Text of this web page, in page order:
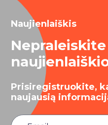
Naujienlaiškis
Prisiregistruokite,
naujausią